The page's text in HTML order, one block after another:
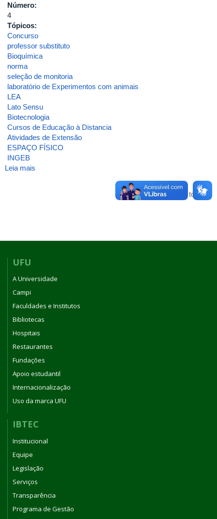
Número:
4
Tópicos:
Concurso
professor substituto
Bioquímica
norma
seleção de monitoria
laboratório de Experimentos com animais
LEA
Lato Sensu
Biotecnologia
Cursos de Educação à Distancia
Atividades de Extensão
ESPAÇO FÍSICO
INGEB
Leia mais
Voltar para o topo
UFU
A Universidade
Campi
Faculdades e Institutos
Bibliotecas
Hospitais
Restaurantes
Fundações
Apoio estudantil
Internacionalização
Uso da marca UFU
IBTEC
Institucional
Equipe
Legislação
Serviços
Transparência
Programa de Gestão